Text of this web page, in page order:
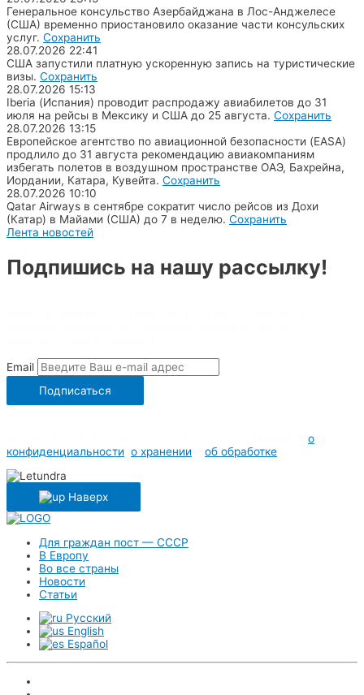
Генеральное консульство Азербайджана в Лос-Анджелесе
(США) временно приостановило оказание части консульских
услуг. Сохранить
28.07.2026 22:41
США запустили платную ускоренную запись на туристические
визы. Сохранить
28.07.2026 15:13
Iberia (Испания) проводит распродажу авиабилетов до 31
июля на рейсы в Мексику и США до 25 августа. Сохранить
28.07.2026 13:15
Европейское агентство по авиационной безопасности (EASA)
продлило до 31 августа рекомендацию авиакомпаниям
избегать полетов в воздушном пространстве ОАЭ, Бахрейна,
Иордании, Катара, Кувейта. Сохранить
28.07.2026 10:10
Qatar Airways в сентябре сократит число рейсов из Дохи
(Катар) в Майами (США) до 7 в неделю. Сохранить
Лента новостей
Подпишись на нашу рассылку!
Email
Подписаться
о
конфиденциальности о хранении об обработке
Наверх
Для граждан пост — СССР
В Европу
Во все страны
Новости
Статьи
Русский
English
Español